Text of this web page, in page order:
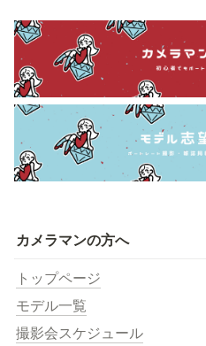
カメラマンの方へ
トップページ
モデル一覧
撮影会スケジュール